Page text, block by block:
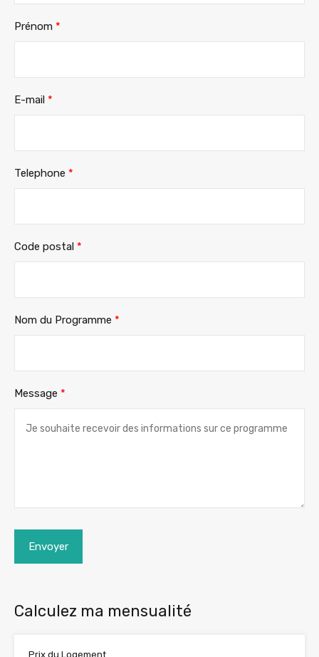
Prénom *
E-mail *
Telephone *
Code postal *
Nom du Programme *
Message *
Envoyer
Calculez ma mensualité
Prix du Logement